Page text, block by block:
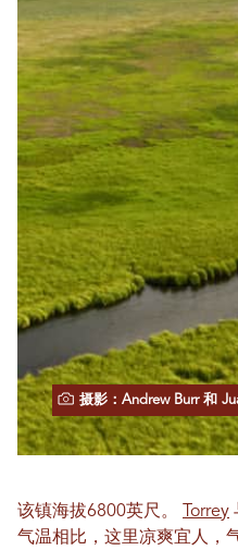
摄影：Andrew Burr 和
该镇海拔6800英尺。 Torrey
气温相比，这里凉爽宜人，